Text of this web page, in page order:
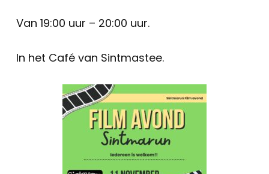
Van 19:00 uur – 20:00 uur.
In het Café van Sintmastee.